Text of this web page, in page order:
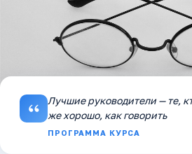
БИЗНЕС-КУРС ДЛЯ
Лучшие руководители — те,
же хорошо, как говорить
ПРОГРАММА КУРСА